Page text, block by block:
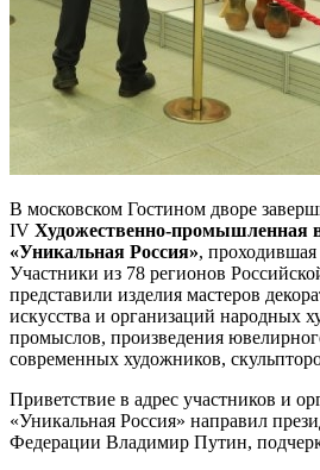
В московском Гостином дворе
IV Художественно-промышленная
«Уникальная Россия», проходившая
Участники из 78 регионов
представили изделия мастеров
искусства и организаций народных
промыслов, произведения
современных художников,
Приветствие в адрес участников и
«Уникальная Россия» направил
Федерации Владимир Путин,